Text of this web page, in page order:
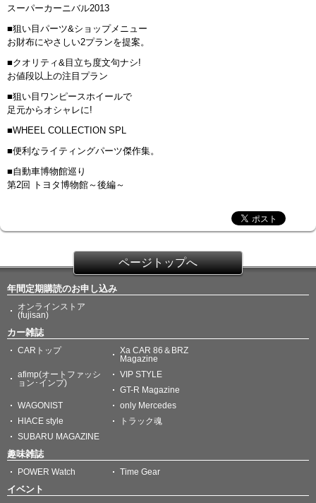
スーパーカーニバル2013
■狙い目パーツ&ショップメニュー
お財布にやさしい2プランを提案。
■クオリティ&目立ち度文句ナシ!
お値段以上の注目プラン
■狙い目ワンピースホイールで
足元からオシャレに!
■WHEEL COLLECTION SPL
■便利なライティングパーツ傑作集。
■自動車博物館巡り
第2回 トヨタ博物館～後編～
ページトップへ
年間定期購読のお申し込み
オンラインストア
(fujisan)
カー雑誌
CARトップ
Xa CAR 86＆BRZ
Magazine
afimp(オートファッシ
ョン･インプ)
VIP STYLE
GT-R Magazine
WAGONIST
only Mercedes
HIACE style
トラック魂
SUBARU MAGAZINE
趣味雑誌
POWER Watch Time Gear
イベント